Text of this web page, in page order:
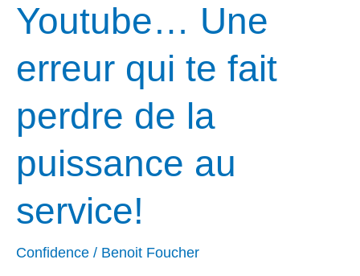
Youtube… Une
erreur qui te fait
perdre de la
puissance au
service!
Confidence / Benoit Foucher
de
puissance
service!